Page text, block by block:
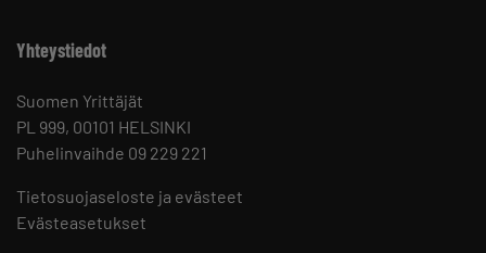
Yhteystiedot
Suomen Yrittäjät
PL 999, 00101 HELSINKI
Puhelinvaihde 09 229 221
Tietosuojaseloste ja evästeet
Evästeasetukset